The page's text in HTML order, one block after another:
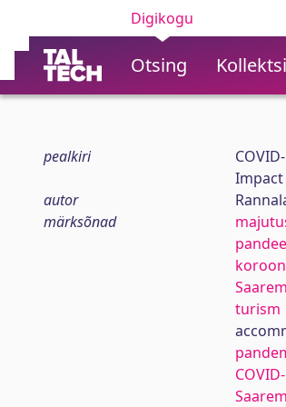
Digikogu
Otsing
pealkiri
Impact
autor
märksõnad
turism